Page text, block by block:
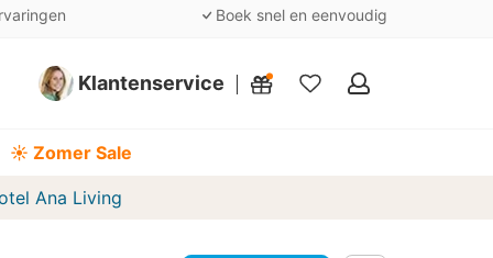
Boek snel en eenvoudig
Klantenservice
Mijn
☀️ Zomer Sale
Ana Living